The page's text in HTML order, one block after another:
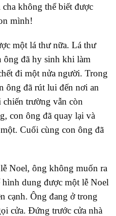
không thể biết được
mình!
một lá thư nữa. Lá thư
ông đã hy sinh khi làm
đi một nửa người. Trong
ông đã rút lui đến nơi an
trường vẫn còn
con ông đã quay lại và
Cuối cùng con ông đã
Noel, ông không muốn ra
dung được một lễ Noel
cạnh. Ông đang ở trong
cửa. Đứng trước cửa nhà